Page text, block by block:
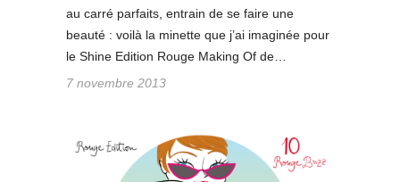
au carré parfaits, entrain de se faire une
beauté : voilà la minette que j’ai imaginée pour
le Shine Edition Rouge Making Of de…
7 novembre 2013